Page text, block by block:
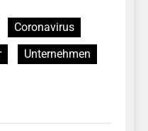
Coronavirus
Unternehmen